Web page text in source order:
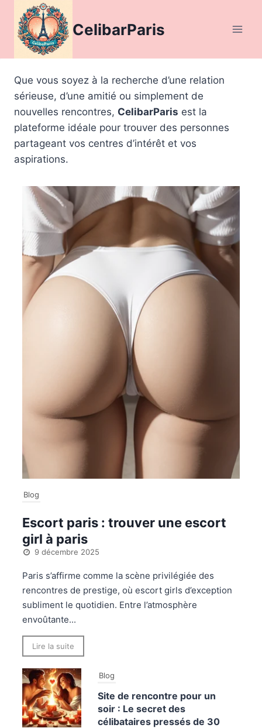
contenu
CelibarParis
Que vous soyez à la recherche d’une relation
sérieuse, d’une amitié ou simplement de
nouvelles rencontres, CelibarParis est la
plateforme idéale pour trouver des personnes
partageant vos centres d’intérêt et vos
aspirations.
Blog
Escort paris : trouver une escort
girl à paris
9 décembre 2025
Paris s’affirme comme la scène privilégiée des
rencontres de prestige, où escort girls d’exception
subliment le quotidien. Entre l’atmosphère
envoûtante...
Lire la suite
Blog
Site de rencontre pour un
soir : Le secret des
célibataires pressés de 30